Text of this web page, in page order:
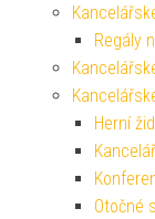
Regály
Herní
Otočné